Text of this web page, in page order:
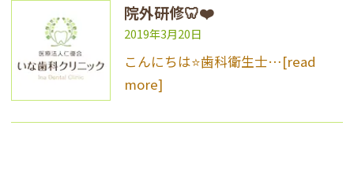
院外研修🦷❤️
2019年3月20日
こんにちは⭐️歯科衛生士…[read
more]